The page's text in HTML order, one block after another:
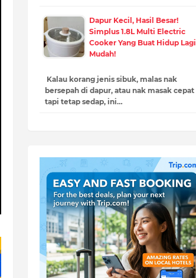
Dapur Kecil, Hasil Besar!
Simplus 1.8L Multi Electric
Cooker Yang Buat Hidup Lagi
Mudah!
Kalau korang jenis sibuk, malas nak
bersepah di dapur, atau nak masak cepat
tapi tetap sedap, ini…